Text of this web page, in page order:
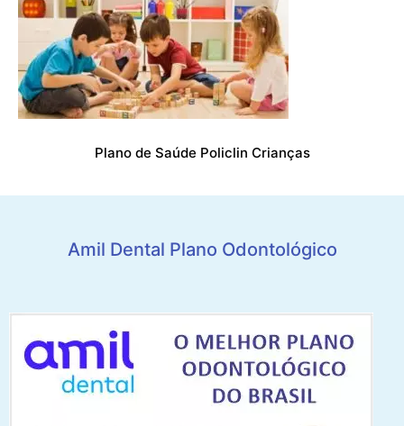
Plano de Saúde Policlin Crianças
Amil Dental Plano Odontológico